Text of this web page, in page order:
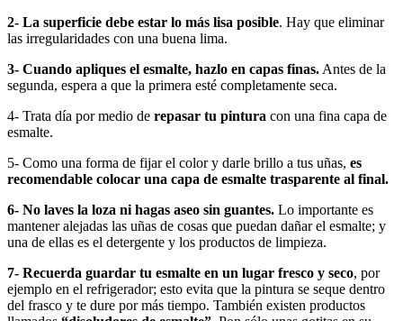
2- La superficie debe estar lo más lisa posible. Hay que eliminar
las irregularidades con una buena lima.
3- Cuando apliques el esmalte, hazlo en capas finas. Antes de la
segunda, espera a que la primera esté completamente seca.
4- Trata día por medio de repasar tu pintura con una fina capa de
esmalte.
5- Como una forma de fijar el color y darle brillo a tus uñas, es
recomendable colocar una capa de esmalte trasparente al final.
6- No laves la loza ni hagas aseo sin guantes. Lo importante es
mantener alejadas las uñas de cosas que puedan dañar el esmalte; y
una de ellas es el detergente y los productos de limpieza.
7- Recuerda guardar tu esmalte en un lugar fresco y seco, por
ejemplo en el refrigerador; esto evita que la pintura se seque dentro
del frasco y te dure por más tiempo. También existen productos